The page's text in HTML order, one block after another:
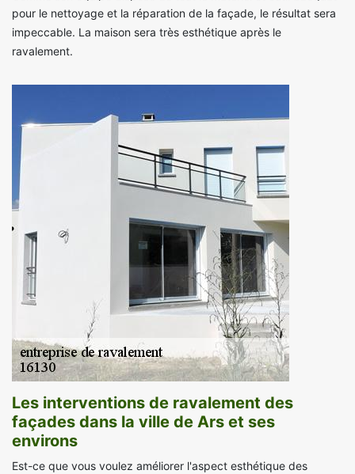
pour le nettoyage et la réparation de la façade, le résultat sera
impeccable. La maison sera très esthétique après le
ravalement.
Les interventions de ravalement des
façades dans la ville de Ars et ses
environs
Est-ce que vous voulez améliorer l'aspect esthétique des